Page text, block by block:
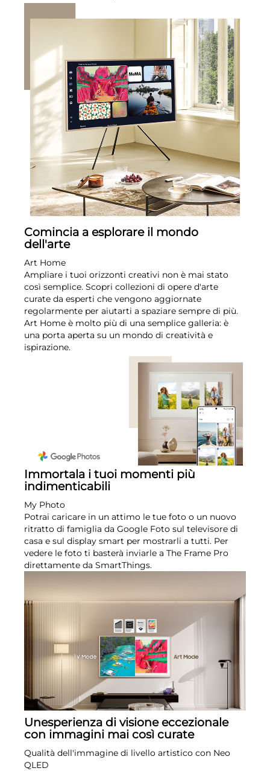
Comincia a esplorare il mondo
dell'arte
Art Home
Ampliare i tuoi orizzonti creativi non è mai stato
così semplice. Scopri collezioni di opere d'arte
curate da esperti che vengono aggiornate
regolarmente per aiutarti a spaziare sempre di più.
Art Home è molto più di una semplice galleria: è
una porta aperta su un mondo di creatività e
ispirazione.
Immortala i tuoi momenti più
indimenticabili
My Photo
Potrai caricare in un attimo le tue foto o un nuovo
ritratto di famiglia da Google Foto sul televisore di
casa e sul display smart per mostrarli a tutti. Per
vedere le foto ti basterà inviarle a The Frame Pro
direttamente da SmartThings.
Unesperienza di visione eccezionale
con immagini mai così curate
Qualità dell'immagine di livello artistico con Neo
QLED